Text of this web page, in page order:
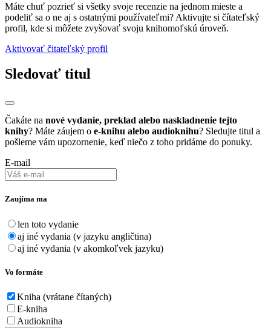
Máte chuť pozrieť si všetky svoje recenzie na jednom mieste a
podeliť sa o ne aj s ostatnými používateľmi? Aktivujte si čítateľský
profil, kde si môžete zvyšovať svoju knihomoľskú úroveň.
Aktivovať čitateľský profil
Sledovať titul
Čakáte na nové vydanie, preklad alebo naskladnenie tejto
knihy? Máte záujem o e-knihu alebo audioknihu? Sledujte titul a
pošleme vám upozornenie, keď niečo z toho pridáme do ponuky.
E-mail
Zaujíma ma
len toto vydanie
aj iné vydania (v jazyku angličtina)
aj iné vydania (v akomkoľvek jazyku)
Vo formáte
Kniha (vrátane čítaných)
E-kniha
Audiokniha